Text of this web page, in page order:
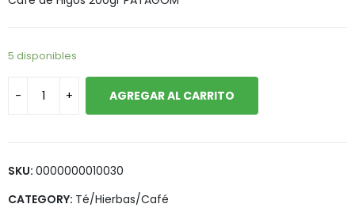
5 disponibles
AGREGAR AL CARRITO
SKU: 0000000010030
CATEGORY: Té/Hierbas/Café